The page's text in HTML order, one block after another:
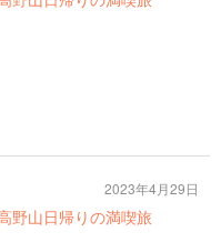
野山日帰りの満喫旅
2023年4月29日